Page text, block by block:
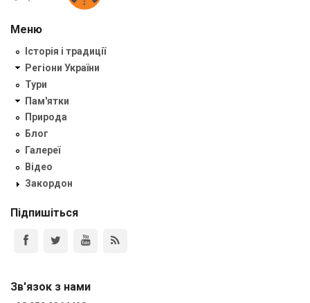
Меню
Історія і традиції
Регіони України
Тури
Пам'ятки
Природа
Блог
Галереї
Відео
Закордон
Підпишіться
Зв'язок з нами